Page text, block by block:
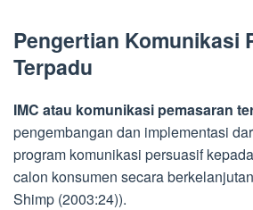
Pengertian Komunikasi
Terpadu
IMC atau komunikasi pemasaran
pengembangan dan implementasi
program komunikasi persuasif
calon konsumen secara
Shimp (2003:24)).